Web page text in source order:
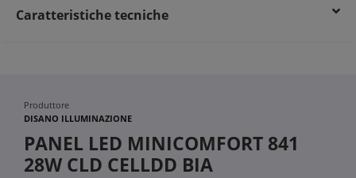
Caratteristiche tecniche
Produttore
DISANO ILLUMINAZIONE
PANEL LED MINICOMFORT 841
28W CLD CELLDD BIA